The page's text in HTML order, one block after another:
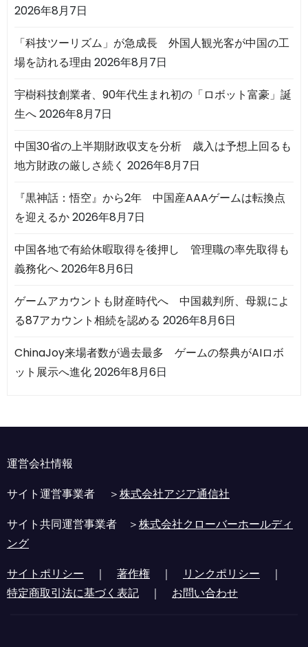
2026年8月7日
「科技ツーリズム」が急成長 外国人観光客が中国の工
場を訪れる理由 2026年8月7日
宇樹科技創業者、90年代生まれ初の「ロボット富豪」誕
生へ2026年8月7日
中国30省の上半期財政収支を分析 歳入は予想上回るも
地方財政の厳しさ続く 2026年8月7日
『黒神話：悟空』から2年 中国産AAAゲームは転換点
を迎えるか2026年8月7日
中国各地で有給休暇取得を後押し 管理職の率先取得も
義務化へ2026年8月6日
ゲームアカウントも財産時代へ 中国裁判所、母親によ
る87アカウント相続を認める 2026年8月6日
ChinaJoy来場者数が過去最多 ゲームの祭典がAIロボ
ット展示へ進化2026年8月6日
運営会社情報
サイト運営事業者 ＞株式会社アジア通信社
サイト共同運営事業者 ＞株式会社クローバーホールディ
ング
サイトポリシー ｜ 著作権 ｜ リンクポリシー ｜
特定商取引法に基づく表記 ｜ お問い合わせ